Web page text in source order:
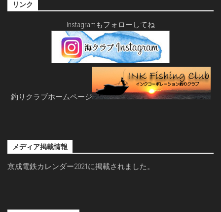
リンク
Instagramもフォローしてね
釣りクラブホームページ
メディア掲載情報
京成電鉄カレンダー2021に掲載されました。